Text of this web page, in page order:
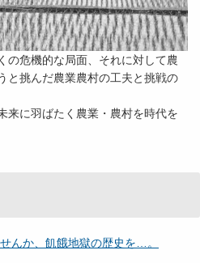
危機的な局面、それに対して農
と挑んだ農業農村の工夫と挑戦の
に羽ばたく農業・農村を時代を
んか、飢餓地獄の歴史を…。